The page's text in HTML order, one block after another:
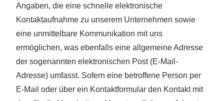
Angaben, die eine schnelle elektronische
Kontaktaufnahme zu unserem Unternehmen sowie
eine unmittelbare Kommunikation mit uns
ermöglichen, was ebenfalls eine allgemeine Adresse
der sogenannten elektronischen Post (E-Mail-
Adresse) umfasst. Sofern eine betroffene Person per
E-Mail oder über ein Kontaktformular den Kontakt mit